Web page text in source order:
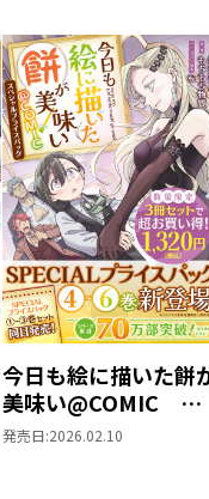
今日も絵に描いた餅
美味い@COMIC ス
ペシャルプライスパッ
発売日:2026.02.10